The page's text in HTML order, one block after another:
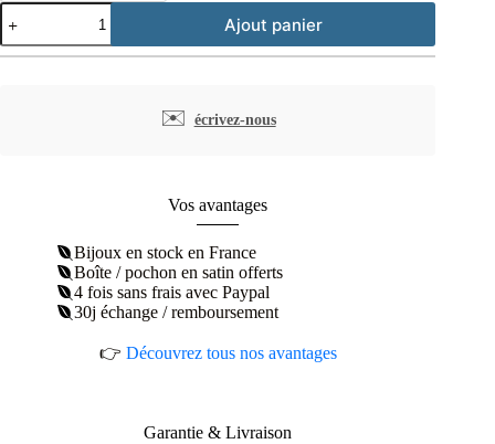
quantité
de
Clous
Ajout panier
✉️ écrivez-nous
Vos avantages
Bijoux en stock en France
Boîte / pochon en satin offerts
4 fois sans frais avec Paypal
30j échange / remboursement
👉 Découvrez tous nos avantages
Garantie & Livraison